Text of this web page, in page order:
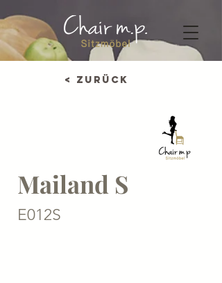
< Zurück
Mailand S
E012S